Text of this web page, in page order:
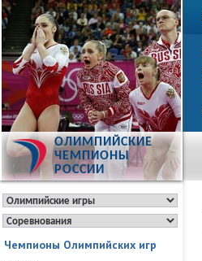
ОЛИМПИЙСКИЕ
ЧЕМПИОНЫ
РОССИИ
Чемпионы Олимпийских игр